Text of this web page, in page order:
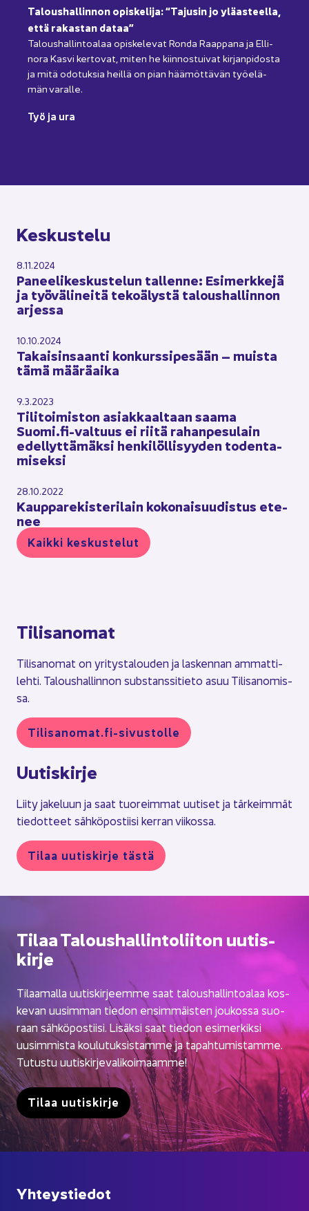
Ta­lous­hal­lin­non opis­ke­li­ja: “Ta­jusin jo ylä­as­teel­la,
että ra­kas­tan dataa”
Ta­lous­hal­lin­toa­laa opis­ke­le­vat Ronda Raap­pa­na ja El­li­
no­ra Kasvi ker­to­vat, miten he kiin­nos­tui­vat kir­jan­pi­dos­ta
ja mitä odo­tuk­sia heil­lä on pian hää­möt­tä­vän työ­elä­
män va­ral­le.
Työ ja ura
Kes­kus­te­lu
8.11.2024
Pa­nee­li­kes­kus­te­lun tal­len­ne: Esi­merk­ke­jä
ja työ­vä­li­nei­tä te­ko­ä­lys­tä ta­lous­hal­lin­non
ar­jes­sa
10.10.2024
Ta­kai­sin­saan­ti kon­kurs­si­pe­sään – muis­ta
tämä mää­rä­ai­ka
9.3.2023
Ti­li­toi­mis­ton asiak­kaal­taan saama
Suomi.fi-​valtuus ei riitä ra­han­pe­su­lain
edel­lyt­tä­mäk­si hen­ki­löl­li­syy­den to­den­ta­
mi­sek­si
28.10.2022
Kaup­pa­re­kis­te­ri­lain ko­ko­nai­suu­dis­tus ete­
nee
Kaik­ki kes­kus­te­lut
Ti­li­sa­no­mat
Ti­li­sa­no­mat on yri­tys­ta­lou­den ja las­ken­nan am­mat­ti­
leh­ti. Ta­lous­hal­lin­non subs­tans­si­tie­to asuu Ti­li­sa­no­mis­
sa.
Ti­li­sa­no­mat.fi-​sivustolle
Uu­tis­kir­je
Liity ja­ke­luun ja saat tuo­reim­mat uu­ti­set ja tär­keim­mät
tie­dot­teet säh­kö­pos­tii­si ker­ran vii­kos­sa.
Tilaa uu­tis­kir­je tästä
Tilaa Ta­lous­hal­lin­to­lii­ton uu­tis­
kir­je
Ti­laa­mal­la uu­tis­kir­jeem­me saat ta­lous­hal­lin­toa­laa kos­
ke­van uusim­man tie­don en­sim­mäis­ten jou­kos­sa suo­
raan säh­kö­pos­tii­si. Li­säk­si saat tie­don esi­mer­kik­si
uusim­mis­ta kou­lu­tuk­sis­tam­me ja ta­pah­tu­mis­tam­me.
Tu­tus­tu uu­tis­kir­je­va­li­koi­maam­me!
Tilaa uu­tis­kir­je
Yh­teys­tie­dot